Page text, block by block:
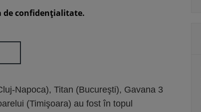
de confidenţialitate.
Napoca), Titan (Bucureşti), Gavana 3
(Timişoara) au fost în topul